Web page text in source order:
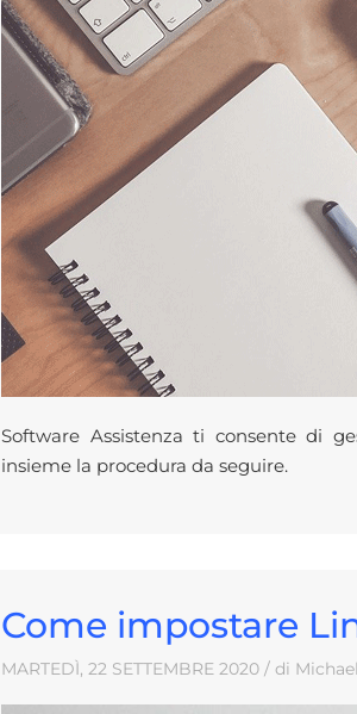
Software Assistenza ti consente di
insieme la procedura da seguire.
Come impostare
MARTEDÌ, 22 SETTEMBRE 2020 / di